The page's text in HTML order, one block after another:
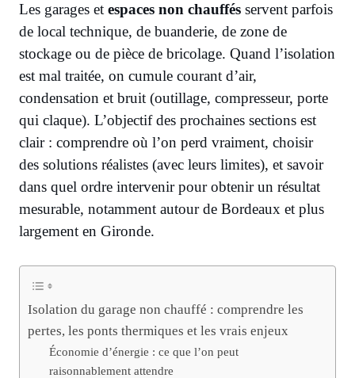
Les garages et espaces non chauffés servent parfois
de local technique, de buanderie, de zone de
stockage ou de pièce de bricolage. Quand l’isolation
est mal traitée, on cumule courant d’air,
condensation et bruit (outillage, compresseur, porte
qui claque). L’objectif des prochaines sections est
clair : comprendre où l’on perd vraiment, choisir
des solutions réalistes (avec leurs limites), et savoir
dans quel ordre intervenir pour obtenir un résultat
mesurable, notamment autour de Bordeaux et plus
largement en Gironde.
Isolation du garage non chauffé : comprendre les
pertes, les ponts thermiques et les vrais enjeux
Économie d’énergie : ce que l’on peut
raisonnablement attendre